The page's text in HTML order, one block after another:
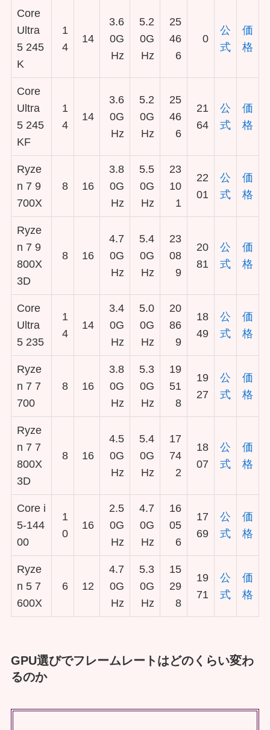
Core
Ultra
5 245
K
1
4
14
3.6
0G
Hz
5.2
0G
Hz
25
46
6
0
公
式
価
格
Core
Ultra
5 245
KF
1
4
14
3.6
0G
Hz
5.2
0G
Hz
25
46
6
21
64
公
式
価
格
Ryze
n 7 9
700X
8 16
3.8
0G
Hz
5.5
0G
Hz
23
10
1
22
01
公
式
価
格
Ryze
n 7 9
800X
3D
8 16
4.7
0G
Hz
5.4
0G
Hz
23
08
9
20
81
公
式
価
格
Core
Ultra
5 235
1
4
14
3.4
0G
Hz
5.0
0G
Hz
20
86
9
18
49
公
式
価
格
Ryze
n 7 7
700
8 16
3.8
0G
Hz
5.3
0G
Hz
19
51
8
19
27
公
式
価
格
Ryze
n 7 7
800X
3D
8 16
4.5
0G
Hz
5.4
0G
Hz
17
74
2
18
07
公
式
価
格
Core i
5-144
00
1
0
16
2.5
0G
Hz
4.7
0G
Hz
16
05
6
17
69
公
式
価
格
Ryze
n 5 7
600X
6 12
4.7
0G
Hz
5.3
0G
Hz
15
29
8
19
71
公
式
価
格
GPU選びでフレームレートはどのくらい変わ
るのか